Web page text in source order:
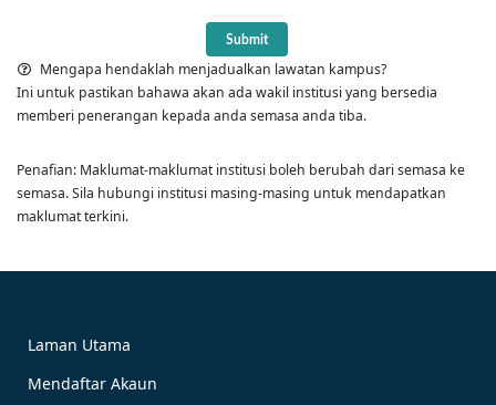
Mengapa hendaklah menjadualkan lawatan kampus?
Ini untuk pastikan bahawa akan ada wakil institusi yang bersedia
memberi penerangan kepada anda semasa anda tiba.
Penafian: Maklumat-maklumat institusi boleh berubah dari semasa ke
semasa. Sila hubungi institusi masing-masing untuk mendapatkan
maklumat terkini.
Laman Utama
Mendaftar Akaun